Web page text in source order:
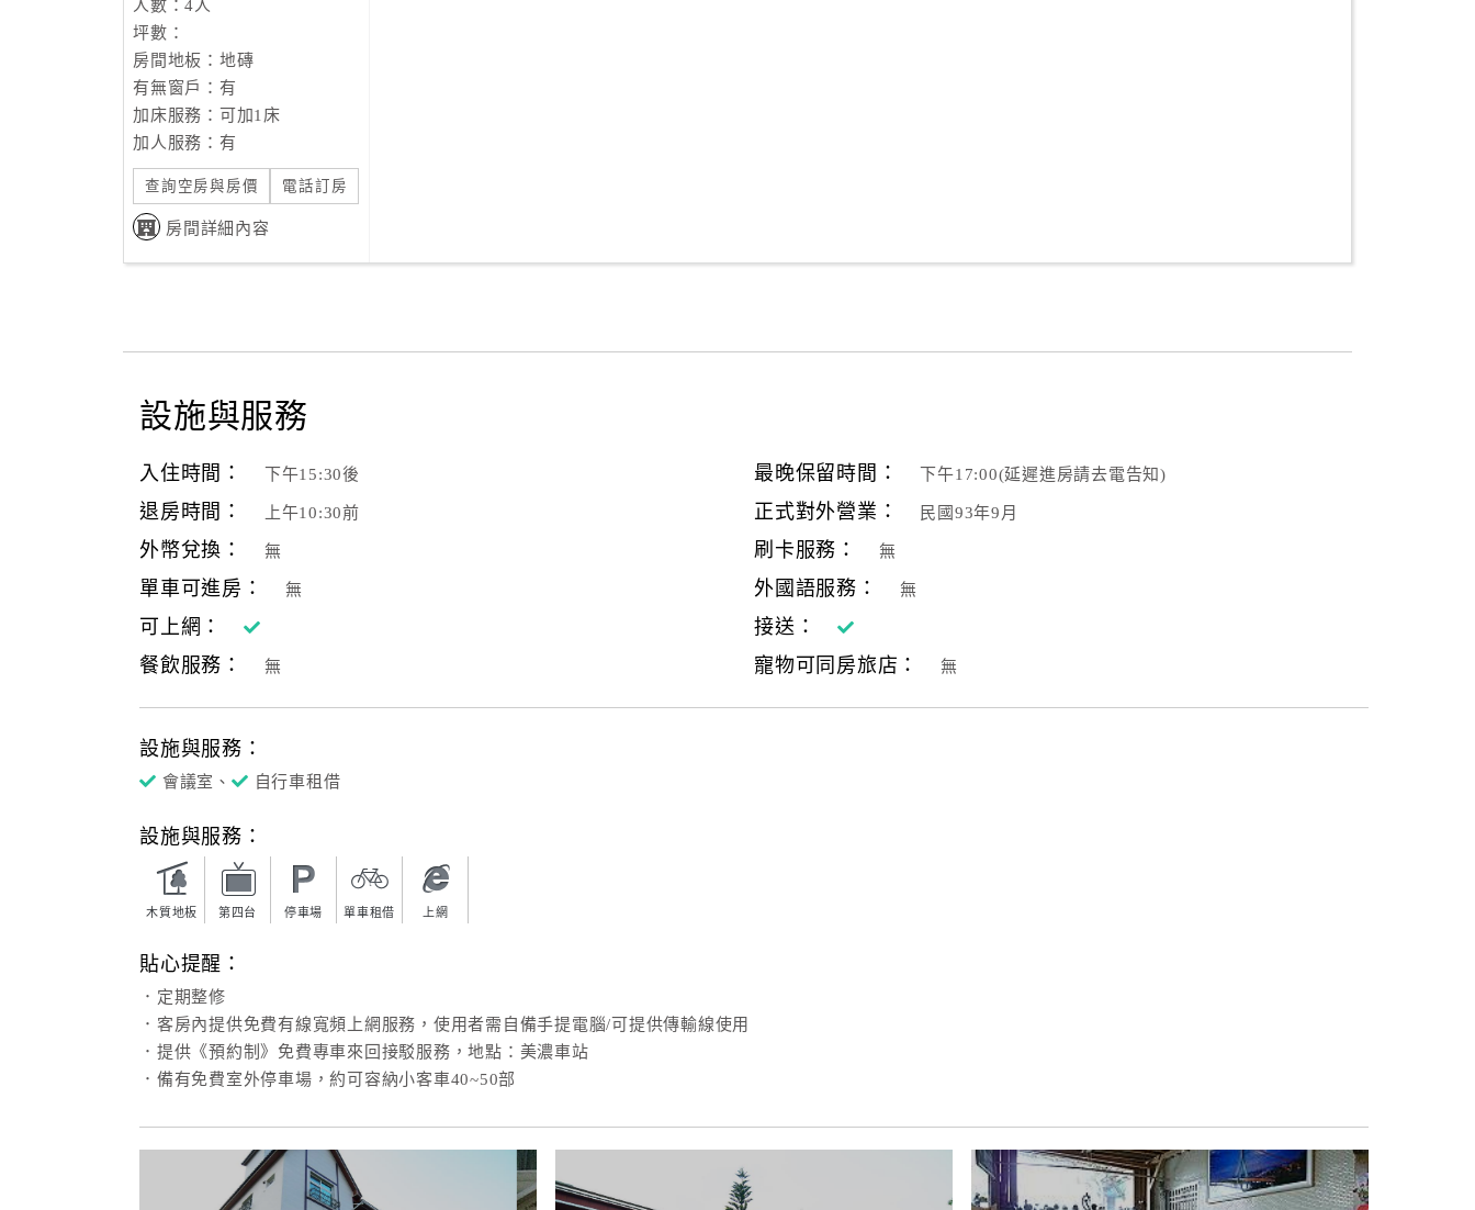
人數：4人
坪數：
房間地板：地磚
有無窗戶：有
加床服務：可加1床
加人服務：有
查詢空房與房價 電話訂房
房間詳細內容
設施與服務
入住時間： 下午15:30後 最晚保留時間： 下午17:00(延遲進房請去電告知)
退房時間： 上午10:30前 正式對外營業： 民國93年9月
外幣兌換： 無 刷卡服務： 無
單車可進房： 無 外國語服務： 無
可上網：
接送：
餐飲服務：
無 寵物可同房旅店： 無
設施與服務：
會議室、 自行車租借
設施與服務：
木質地板 第四台 停車場 單車租借 上網
貼心提醒：
．定期整修
．客房內提供免費有線寬頻上網服務，使用者需自備手提電腦/可提供傳輸線使用
．提供《預約制》免費專車來回接駁服務，地點：美濃車站
．備有免費室外停車場，約可容納小客車40~50部